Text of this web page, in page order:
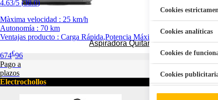
Aspiradora Quitamanchas 450W
4.63/5 (38.0)
Màxima velocidad : 25 km/h
Autonomía : 70 km
Ventajas producto : Carga Rápida,Potencia Máxima Del Motor
674€96
Pago a
plazos
Electrochollos
Cookies
Cookies analíticas
Cookies de
Cookies